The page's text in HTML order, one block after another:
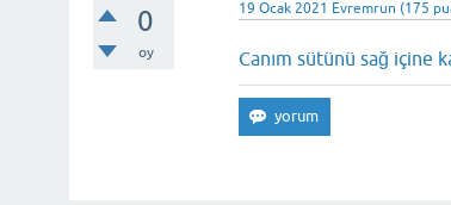
0
oy
19 Ocak 2021 Evremrun (175
Canım sütünü sağ içine